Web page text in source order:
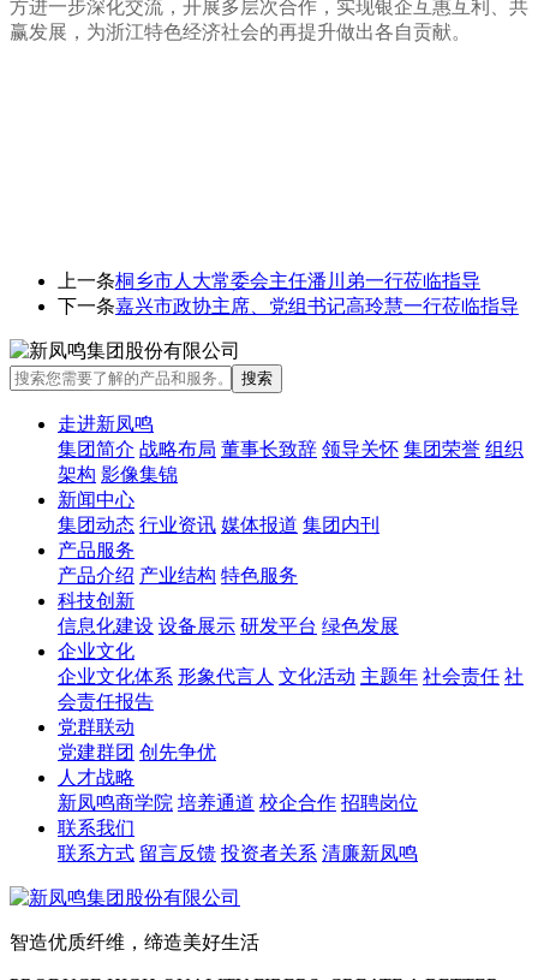
方进一步深化交流，开展多层次合作，实现银企互惠互利、共
赢发展，为浙江特色经济社会的再提升做出各自贡献。
上一条桐乡市人大常委会主任潘川弟一行莅临指导
下一条嘉兴市政协主席、党组书记高玲慧一行莅临指导
走进新凤鸣
集团简介 战略布局 董事长致辞 领导关怀 集团荣誉 组织
架构 影像集锦
新闻中心
集团动态 行业资讯 媒体报道 集团内刊
产品服务
产品介绍 产业结构 特色服务
科技创新
信息化建设 设备展示 研发平台 绿色发展
企业文化
企业文化体系 形象代言人 文化活动 主题年 社会责任 社
会责任报告
党群联动
党建群团 创先争优
人才战略
新凤鸣商学院 培养通道 校企合作 招聘岗位
联系我们
联系方式 留言反馈 投资者关系 清廉新凤鸣
智造优质纤维，缔造美好生活